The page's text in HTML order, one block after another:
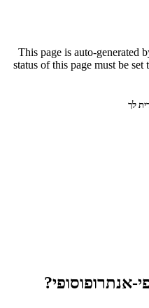
This page is auto-generated
status of this page must be
לך
אנתרופוסופי?